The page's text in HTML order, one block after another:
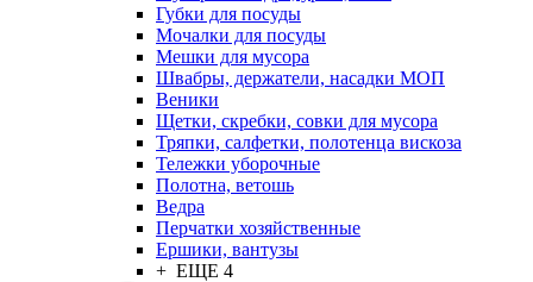
Губки для посуды
Мочалки для посуды
Мешки для мусора
Швабры, держатели, насадки МОП
Веники
Щетки, скребки, совки для мусора
Тряпки, салфетки, полотенца вискоза
Тележки уборочные
Полотна, ветошь
Ведра
Перчатки хозяйственные
Ершики, вантузы
+ ЕЩЕ 4